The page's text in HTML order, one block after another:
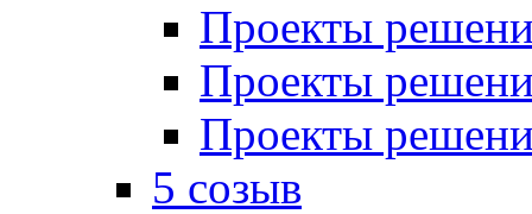
Проекты
Проекты
Проекты
5 созыв